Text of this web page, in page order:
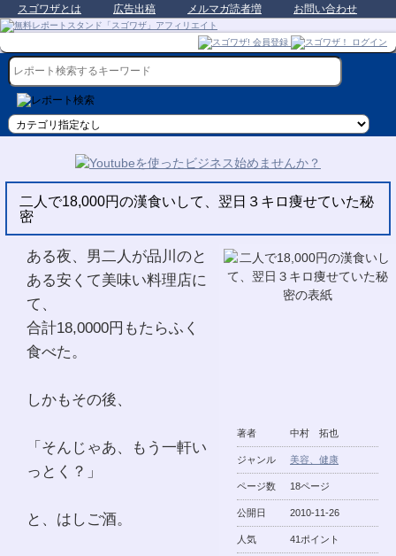
スゴワザとは 広告出稿 メルマガ読者増 お問い合わせ
二人で18,000円の漢食いして、翌日３キロ痩せていた秘
密
著者 中村 拓也
ジャンル 美容、健康
ページ数 18ページ
公開日 2010-11-26
人気 41ポイント
ある夜、男二人が品川のと
ある安くて美味い料理店に
て、
合計18,0000円もたらふく
食べた。
しかもその後、
「そんじゃあ、もう一軒い
っとく？」
と、はしご酒。